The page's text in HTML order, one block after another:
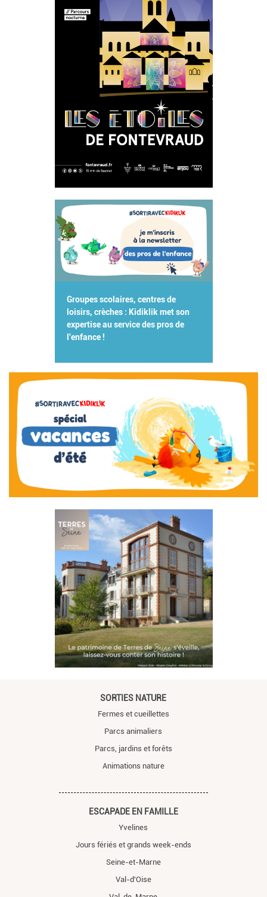
Groupes scolaires, centres de
loisirs, crèches : Kidiklik met son
expertise au service des pros de
l'enfance !
SORTIES NATURE
Fermes et cueillettes
Parcs animaliers
Parcs, jardins et forêts
Animations nature
ESCAPADE EN FAMILLE
Yvelines
Jours fériés et grands week-ends
Seine-et-Marne
Val-d'Oise